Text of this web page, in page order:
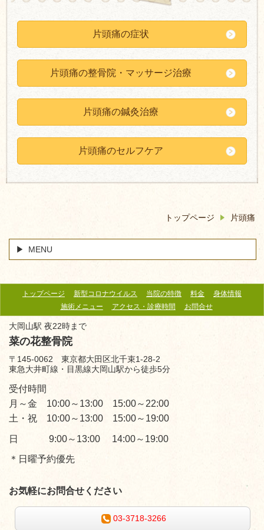
片頭痛の症状
片頭痛の整骨院・マッサージ治療
片頭痛の鍼灸治療
片頭痛のセルフケア
トップページ 片頭痛
MENU
トップページ 新型コロナウイルス 当院の特徴 料金
身体情報
施術メニュー
アクセス・診療時間 お問合せ
大岡山駅 夜22時まで
菜の花整骨院
〒145-0062 東京都大田区北千束1-28-2
東急大井町線・目黒線大岡山駅から徒歩5分
受付時間
月～金 10:00～13:00 15:00～22:00
土・祝 10:00～13:00 15:00～19:00
日 9:00～13:00 14:00～19:00
＊日曜予約優先
お気軽にお問合せください
03-3718-3266